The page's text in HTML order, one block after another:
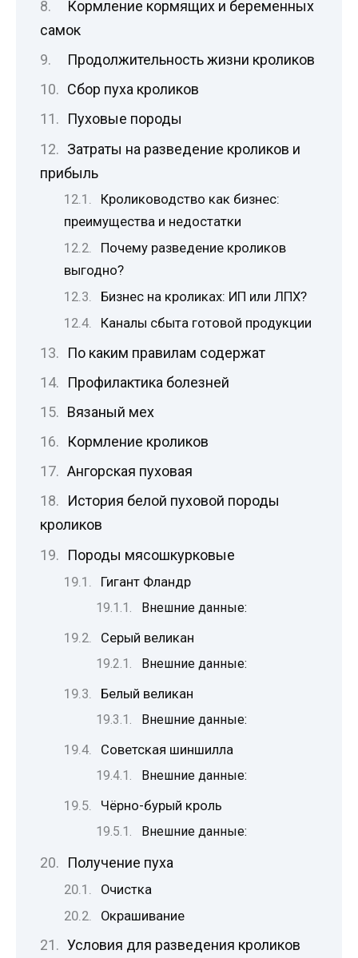
Кормление кормящих и беременных
самок
Продолжительность жизни кроликов
Сбор пуха кроликов
Пуховые породы
Затраты на разведение кроликов и
прибыль
Кролиководство как бизнес:
преимущества и недостатки
Почему разведение кроликов
выгодно?
Бизнес на кроликах: ИП или ЛПХ?
Каналы сбыта готовой продукции
По каким правилам содержат
Профилактика болезней
Вязаный мех
Кормление кроликов
Ангорская пуховая
История белой пуховой породы
кроликов
Породы мясошкурковые
Гигант Фландр
Внешние данные:
Серый великан
Внешние данные:
Белый великан
Внешние данные:
Советская шиншилла
Внешние данные:
Чёрно-бурый кроль
Внешние данные:
Получение пуха
Очистка
Окрашивание
Условия для разведения кроликов